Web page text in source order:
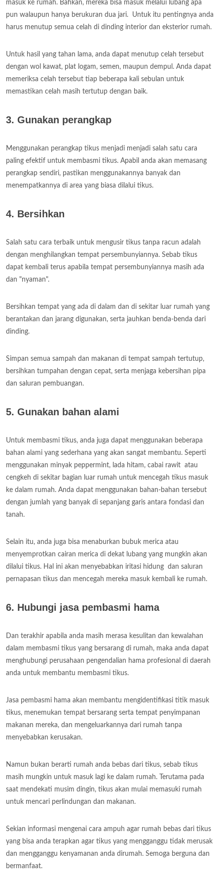
masuk ke rumah. Bahkan, mereka bisa masuk melalui lubang apa
pun walaupun hanya berukuran dua jari. Untuk itu pentingnya anda
harus menutup semua celah di dinding interior dan eksterior rumah.
Untuk hasil yang tahan lama, anda dapat menutup celah tersebut
dengan wol kawat, plat logam, semen, maupun dempul. Anda dapat
memeriksa celah tersebut tiap beberapa kali sebulan untuk
memastikan celah masih tertutup dengan baik.
3. Gunakan perangkap
Menggunakan perangkap tikus menjadi menjadi salah satu cara
paling efektif untuk membasmi tikus. Apabil anda akan memasang
perangkap sendiri, pastikan menggunakannya banyak dan
menempatkannya di area yang biasa dilalui tikus.
4. Bersihkan
Salah satu cara terbaik untuk mengusir tikus tanpa racun adalah
dengan menghilangkan tempat persembunyiannya. Sebab tikus
dapat kembali terus apabila tempat persembunyiannya masih ada
dan "nyaman".
Bersihkan tempat yang ada di dalam dan di sekitar luar rumah yang
berantakan dan jarang digunakan, serta jauhkan benda-benda dari
dinding.
Simpan semua sampah dan makanan di tempat sampah tertutup,
bersihkan tumpahan dengan cepat, serta menjaga kebersihan pipa
dan saluran pembuangan.
5. Gunakan bahan alami
Untuk membasmi tikus, anda juga dapat menggunakan beberapa
bahan alami yang sederhana yang akan sangat membantu. Seperti
menggunakan minyak peppermint, lada hitam, cabai rawit atau
cengkeh di sekitar bagian luar rumah untuk mencegah tikus masuk
ke dalam rumah. Anda dapat menggunakan bahan-bahan tersebut
dengan jumlah yang banyak di sepanjang garis antara fondasi dan
tanah.
Selain itu, anda juga bisa menaburkan bubuk merica atau
menyemprotkan cairan merica di dekat lubang yang mungkin akan
dilalui tikus. Hal ini akan menyebabkan iritasi hidung dan saluran
pernapasan tikus dan mencegah mereka masuk kembali ke rumah.
6. Hubungi jasa pembasmi hama
Dan terakhir apabila anda masih merasa kesulitan dan kewalahan
dalam membasmi tikus yang bersarang di rumah, maka anda dapat
menghubungi perusahaan pengendalian hama profesional di daerah
anda untuk membantu membasmi tikus.
Jasa pembasmi hama akan membantu mengidentifikasi titik masuk
tikus, menemukan tempat bersarang serta tempat penyimpanan
makanan mereka, dan mengeluarkannya dari rumah tanpa
menyebabkan kerusakan.
Namun bukan berarti rumah anda bebas dari tikus, sebab tikus
masih mungkin untuk masuk lagi ke dalam rumah. Terutama pada
saat mendekati musim dingin, tikus akan mulai memasuki rumah
untuk mencari perlindungan dan makanan.
Sekian informasi mengenai cara ampuh agar rumah bebas dari tikus
yang bisa anda terapkan agar tikus yang mengganggu tidak merusak
dan mengganggu kenyamanan anda dirumah. Semoga berguna dan
bermanfaat.